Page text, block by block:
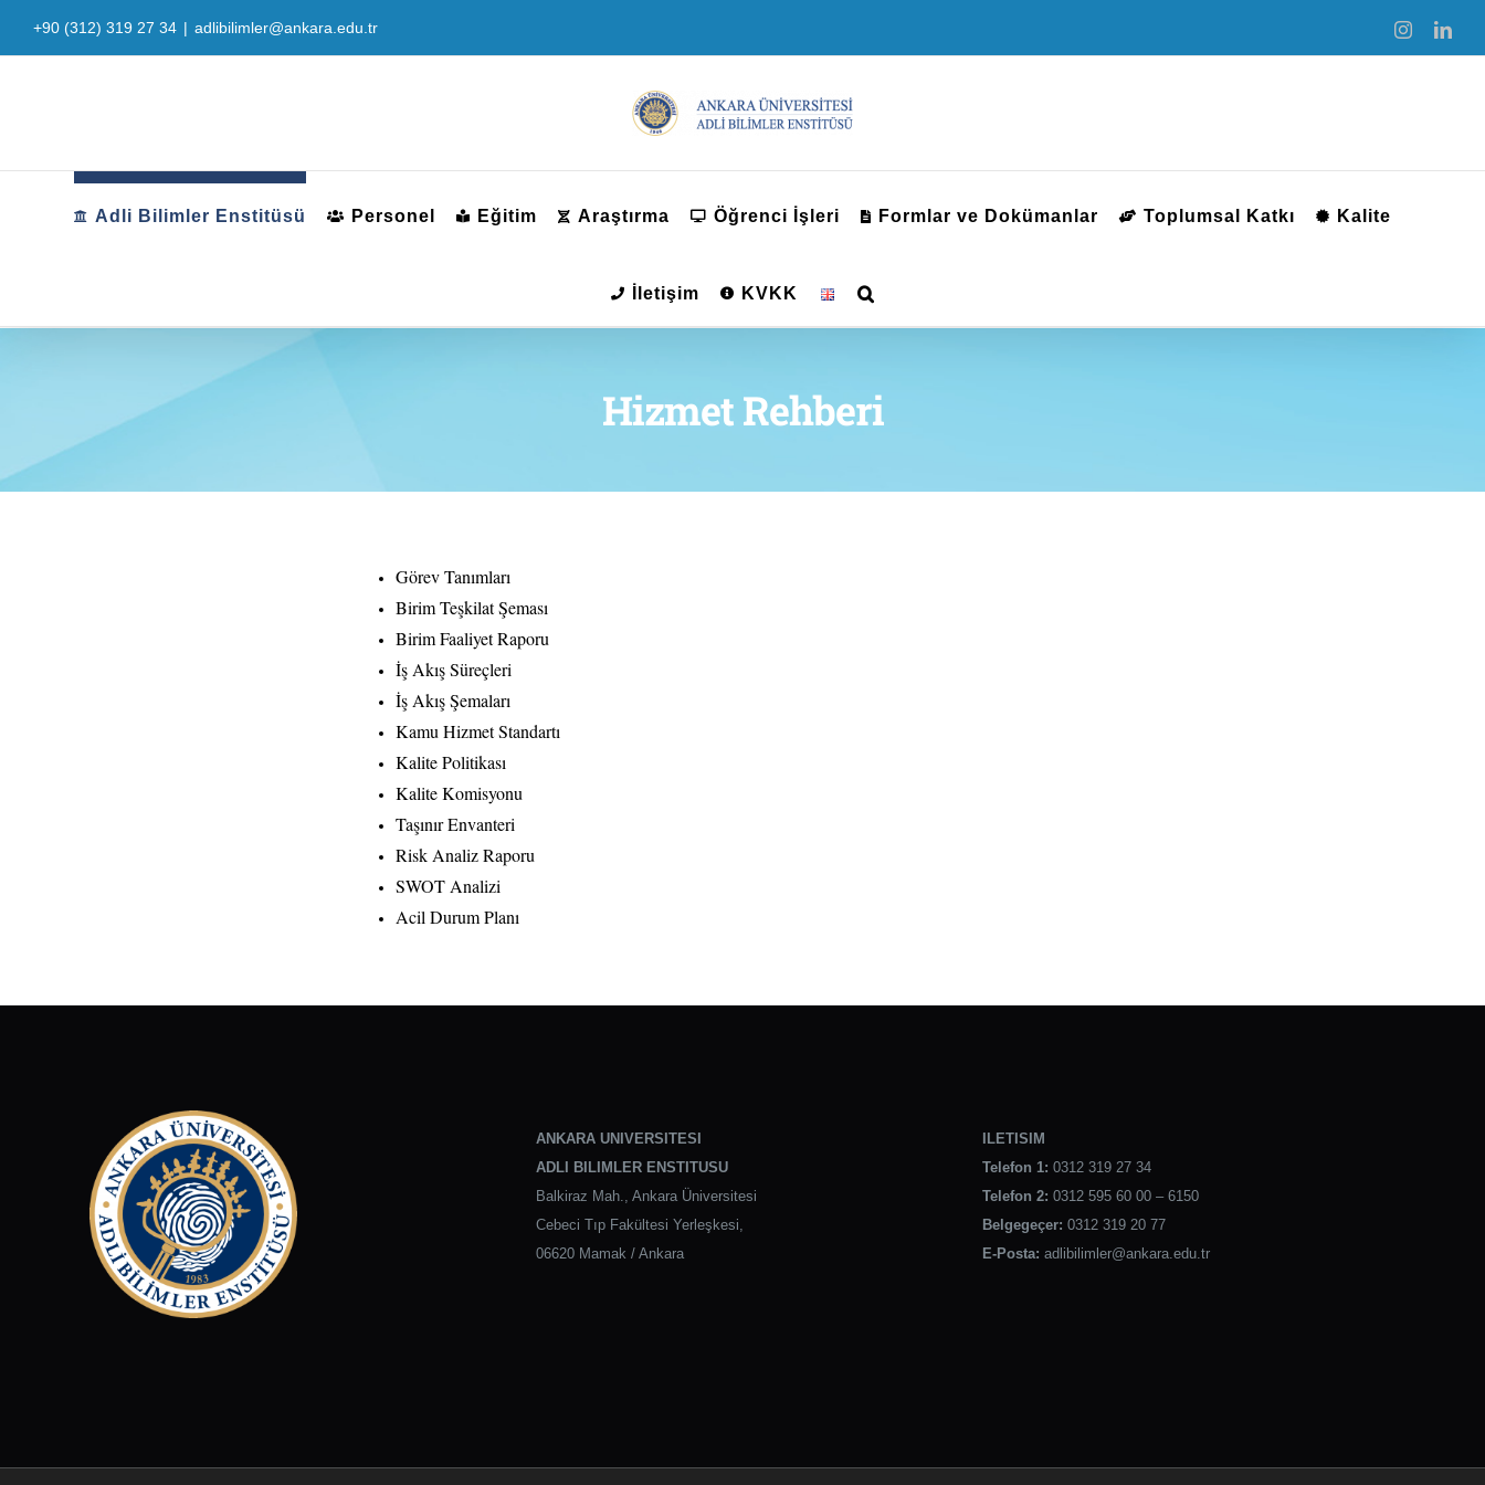
+90 (312) 319 27 34 | adlibilimler@ankara.edu.tr Instagram
Adli Bilimler Enstitüsü Personel Eğitim Araştırma Öğrenci İşleri Formlar ve Dokümanlar Toplumsal Katkı Kalite
İletişim KVKK
Hizmet Rehberi
Görev Tanımları
Birim Teşkilat Şeması
Birim Faaliyet Raporu
İş Akış Süreçleri
İş Akış Şemaları
Kamu Hizmet Standartı
Kalite Politikası
Kalite Komisyonu
Taşınır Envanteri
Risk Analiz Raporu
SWOT Analizi
Acil Durum Planı
ANKARA UNIVERSITESI
ADLI BILIMLER ENSTITUSU
Balkiraz Mah., Ankara Üniversitesi
Cebeci Tıp Fakültesi Yerleşkesi,
06620 Mamak / Ankara
ILETISIM
Telefon 1: 0312 319 27 34
Telefon 2: 0312 595 60 00 – 6150
Belgegeçer: 0312 319 20 77
E-Posta: adlibilimler@ankara.edu.tr